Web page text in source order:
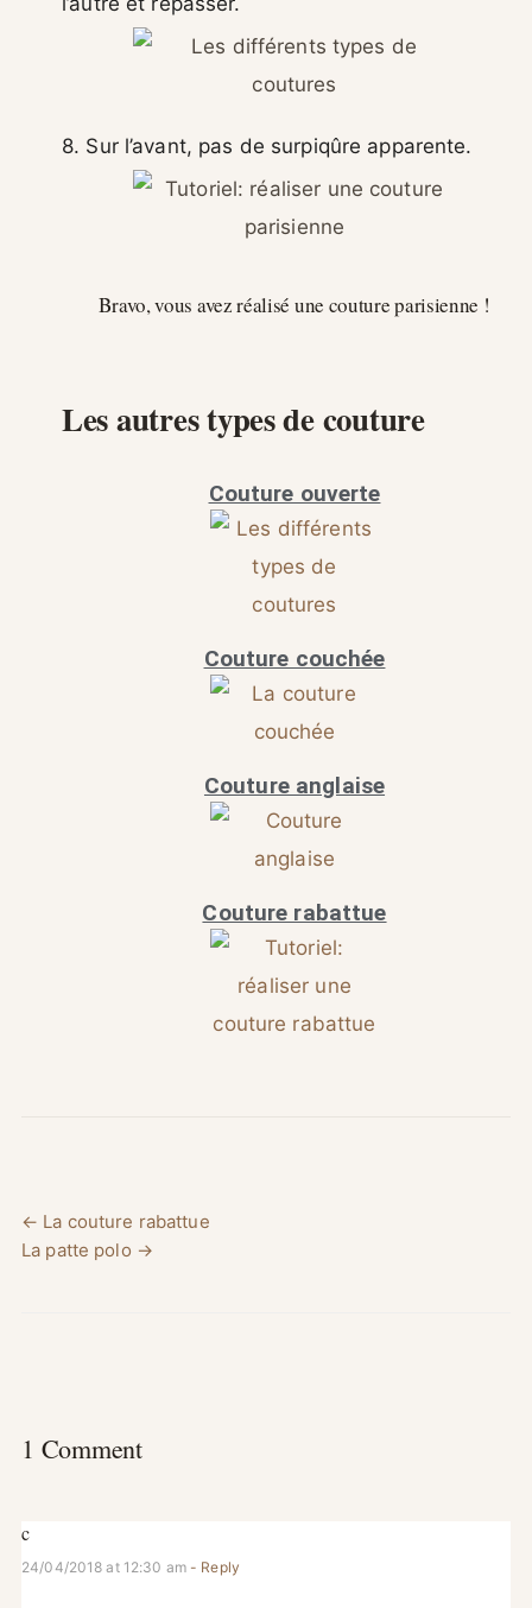
8. Sur l’avant, pas de surpiqûre apparente.
Bravo, vous avez réalisé une couture parisienne !
Les autres types de couture
Couture ouverte
Couture couchée
Couture anglaise
Couture rabattue
← La couture rabattue
La patte polo →
1 Comment
c
24/04/2018 at 12:30 am - Reply